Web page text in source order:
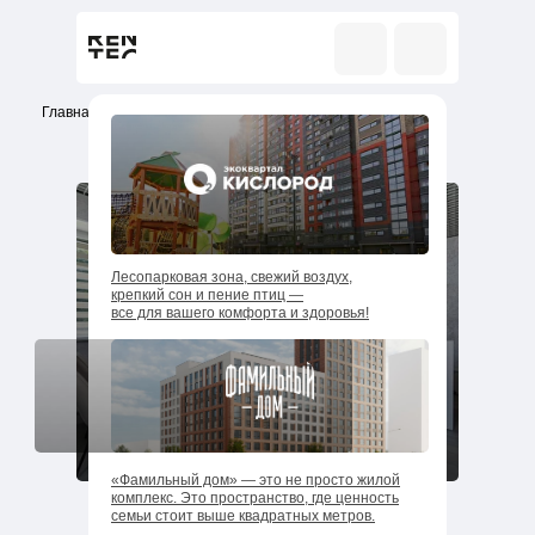
«Фамильный дом» — это не просто жилой
комплекс. Это пространство, где ценность
семьи стоит выше квадратных метров.
Лесопарковая зона, свежий воздух,
крепкий сон и пение птиц —
все для вашего комфорта и здоровья!
Главная Коммерческая недвижимость
→
←
Коммерческая
недвижимость в
Ижевске